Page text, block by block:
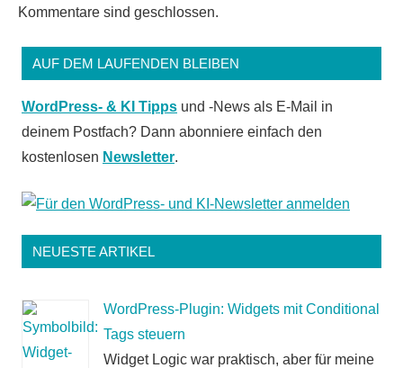
Kommentare sind geschlossen.
AUF DEM LAUFENDEN BLEIBEN
WordPress- & KI Tipps und -News als E-Mail in
deinem Postfach? Dann abonniere einfach den
kostenlosen Newsletter.
NEUESTE ARTIKEL
WordPress-Plugin: Widgets mit Conditional
Tags steuern
Widget Logic war praktisch, aber für meine